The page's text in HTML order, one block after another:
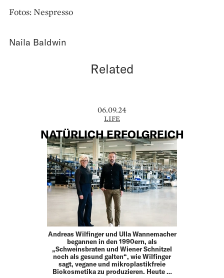
Fotos: Nespresso
Naila Baldwin
Related
06.09.24
LIFE
NATÜRLICH ERFOLGREICH
Andreas Wilfinger und Ulla Wannemacher
begannen in den 1990ern, als
„Schweinsbraten und Wiener Schnitzel
noch als gesund galten“, wie Wilfinger
sagt, vegane und mikroplastikfreie
Biokosmetika zu produzieren. Heute …